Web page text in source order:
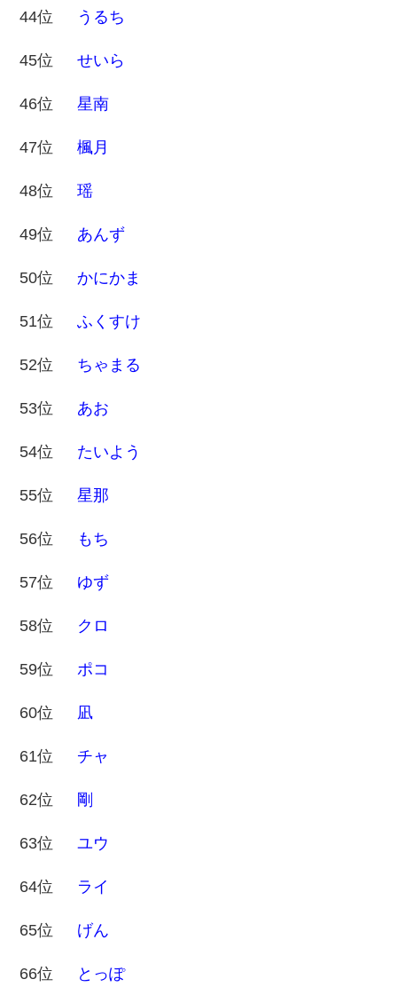
44位 うるち
45位 せいら
46位 星南
47位 楓月
48位 瑶
49位 あんず
50位 かにかま
51位 ふくすけ
52位 ちゃまる
53位 あお
54位 たいよう
55位 星那
56位 もち
57位 ゆず
58位 クロ
59位 ポコ
60位 凪
61位 チャ
62位 剛
63位 ユウ
64位 ライ
65位 げん
66位 とっぽ